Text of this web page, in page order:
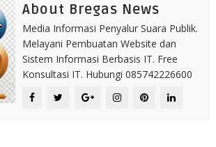
About Bregas News
Media Informasi Penyalur Suara Publik.
Melayani Pembuatan Website dan
Sistem Informasi Berbasis IT. Free
Konsultasi IT. Hubungi 085742226600